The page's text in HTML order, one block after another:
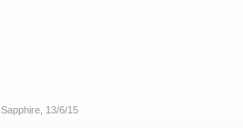
Sapphire 13/6/15